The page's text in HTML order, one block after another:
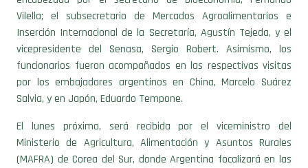
Vilella; el subsecretario de Mercados Agroalimentarios e
Inserción Internacional de la Secretaría, Agustín Tejeda, y el
vicepresidente del Senasa, Sergio Robert. Asimismo, los
funcionarios fueron acompañados en las respectivas visitas
por los embajadores argentinos en China, Marcelo Suárez
Salvia, y en Japón, Eduardo Tempone.
El lunes próximo, será recibida por el viceministro del
Ministerio de Agricultura, Alimentación y Asuntos Rurales
(MAFRA) de Corea del Sur, donde Argentina focalizará en las